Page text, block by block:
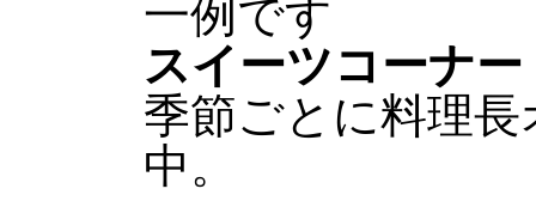
スイーツコーナー
季節ごとに料理
中。